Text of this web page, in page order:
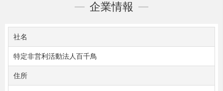
企業情報
社名
特定非営利活動法人百千鳥
住所